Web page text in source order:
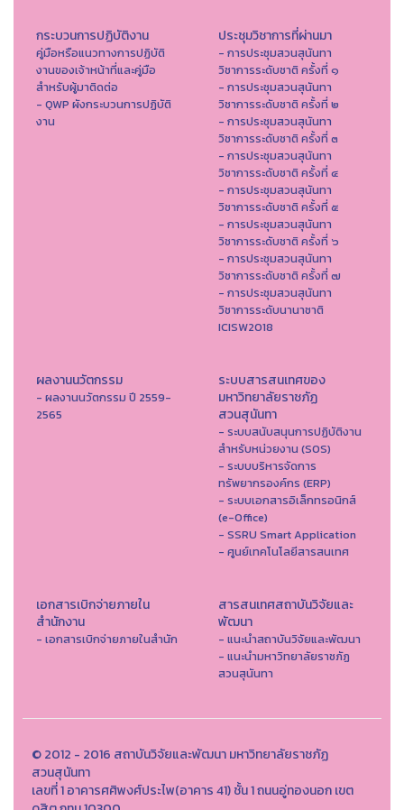
กระบวนการปฏิบัติงาน
คู่มือหรือแนวทางการปฏิบัติ
งานของเจ้าหน้าที่และคู่มือ
สำหรับผู้มาติดต่อ
- QWP ผังกระบวนการปฏิบัติ
งาน
ประชุมวิชาการที่ผ่านมา
- การประชุมสวนสุนันทา
วิชาการระดับชาติ ครั้งที่ ๑
- การประชุมสวนสุนันทา
วิชาการระดับชาติ ครั้งที่ ๒
- การประชุมสวนสุนันทา
วิชาการระดับชาติ ครั้งที่ ๓
- การประชุมสวนสุนันทา
วิชาการระดับชาติ ครั้งที่ ๔
- การประชุมสวนสุนันทา
วิชาการระดับชาติ ครั้งที่ ๕
- การประชุมสวนสุนันทา
วิชาการระดับชาติ ครั้งที่ ๖
- การประชุมสวนสุนันทา
วิชาการระดับชาติ ครั้งที่ ๗
- การประชุมสวนสุนันทา
วิชาการระดับนานาชาติ
ICISW2018
ผลงานนวัตกรรม
- ผลงานนวัตกรรม ปี 2559-
2565
ระบบสารสนเทศของ
มหาวิทยาลัยราชภัฏ
สวนสุนันทา
- ระบบสนับสนุนการปฏิบัติงาน
สำหรับหน่วยงาน (SOS)
- ระบบบริหารจัดการ
ทรัพยากรองค์กร (ERP)
- ระบบเอกสารอิเล็กทรอนิกส์
(e-Office)
- SSRU Smart Application
- ศูนย์เทคโนโลยีสารสนเทศ
เอกสารเบิกจ่ายภายใน
สำนักงาน
- เอกสารเบิกจ่ายภายในสำนัก
สารสนเทศสถาบันวิจัยและ
พัฒนา
- แนะนำสถาบันวิจัยและพัฒนา
- แนะนำมหาวิทยาลัยราชภัฏ
สวนสุนันทา
© 2012 - 2016 สถาบันวิจัยและพัฒนา มหาวิทยาลัยราชภัฏ
สวนสุนันทา
เลขที่ 1 อาคารศศิพงศ์ประไพ(อาคาร 41) ชั้น 1 ถนนอู่ทองนอก เขต